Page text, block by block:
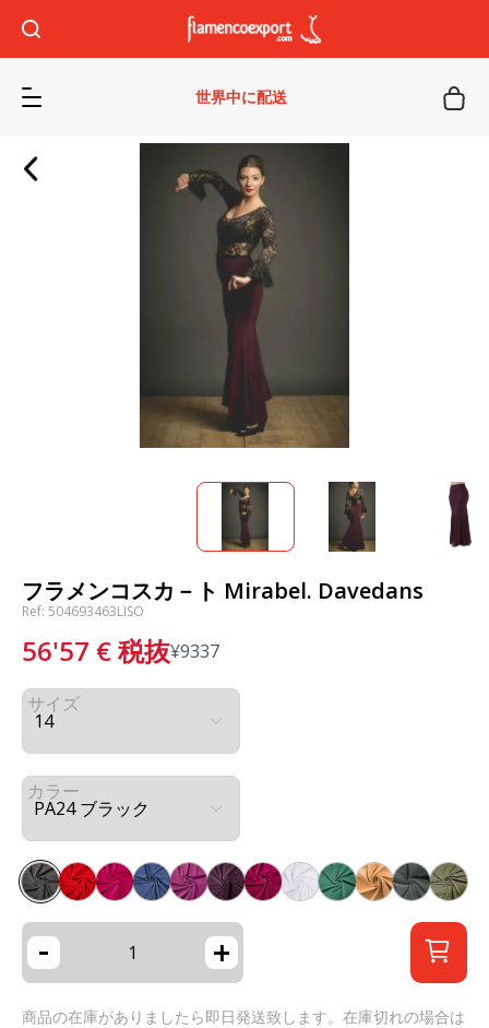
世界中に配送
フラメンコスカ－ト Mirabel. Davedans
Ref: 504693463LISO
56'57 €税抜¥9337
サイズ
カラー
- +
商品の在庫がありましたら即日発送致します。在庫切れの場合は